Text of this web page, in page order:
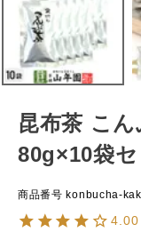
昆布茶 こ
80g×10袋セ
商品番号 konbucha-
4.00